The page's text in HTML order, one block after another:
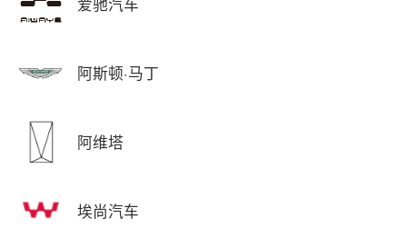
阿斯顿·马丁
阿维塔
埃尚汽车